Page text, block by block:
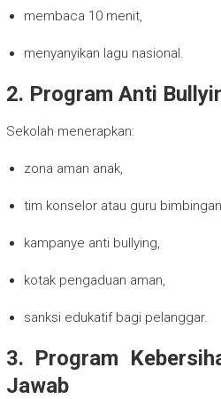
membaca 10 menit,
menyanyikan lagu nasional.
2. Program Anti
Sekolah menerapkan:
zona aman anak,
tim konselor atau guru
kampanye anti bullying,
kotak pengaduan aman,
sanksi edukatif bagi pelanggar.
3. Program
Jawab